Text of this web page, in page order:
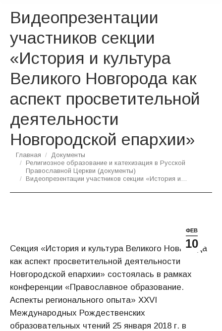
Видеопрезентации
участников секции
«История и культура
Великого Новгорода как
аспект просветительной
деятельности
Новгородской епархии»
Вы здесь:
Главная
Документы
Религиозное образование и катехизация в Русской
Православной Церкви (документы)
Видеопрезентации участников секции «История и…
ФЕВ
10
Секция «История и культура Великого Новгорода
как аспект просветительной деятельности
Новгородской епархии» состоялась в рамках
конференции «Православное образование.
Аспекты регионального опыта» XXVI
Международных Рождественских
образовательных чтений 25 января 2018 г. в